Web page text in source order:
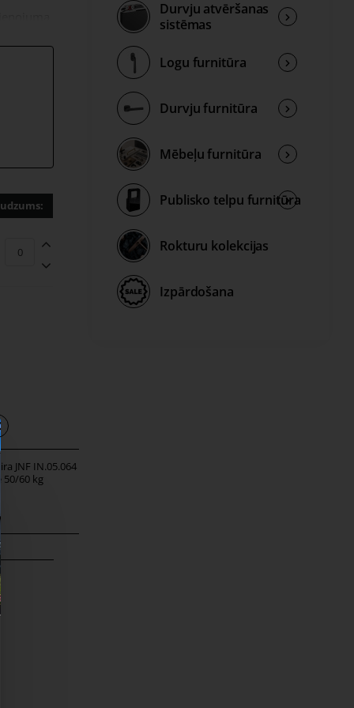
biezāks
preci
JNF IN.05.064 Matt
50/60 kg
Durvju atvēršanas
sistēmas
Logu furnitūra
Durvju furnitūra
Mēbeļu furnitūra
Publisko telpu furnitūra
Rokturu kolekcijas
Izpārdošana